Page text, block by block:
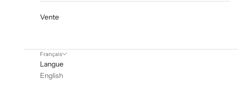
Vente
Français
Langue
English